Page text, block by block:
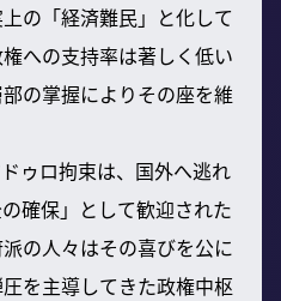
の「経済難民」と化して
への支持率は著しく低い
の掌握によりその座を維
ゥロ拘束は、国外へ逃れ
確保」として歓迎された
の人々はその喜びを公に
を主導してきた政権中枢